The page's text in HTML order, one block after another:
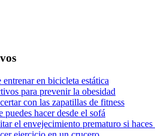
en bicicleta estática
para prevenir la obesidad
con las zapatillas de fitness
puedes hacer desde el sofá
el envejecimiento prematuro si haces